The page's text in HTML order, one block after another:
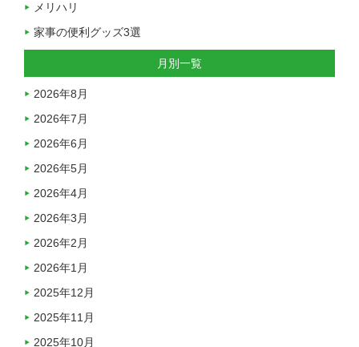
メリハリ
家事の便利グッズ3選
月別一覧
2026年8月
2026年7月
2026年6月
2026年5月
2026年4月
2026年3月
2026年2月
2026年1月
2025年12月
2025年11月
2025年10月